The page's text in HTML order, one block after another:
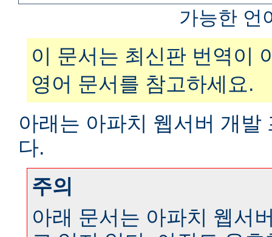
가능한 언
이 문서는 최신판 번역이
영어 문서를 참고하세요.
아래는 아파치 웹서버 개
다.
주의
아래 문서는 아파치 웹서